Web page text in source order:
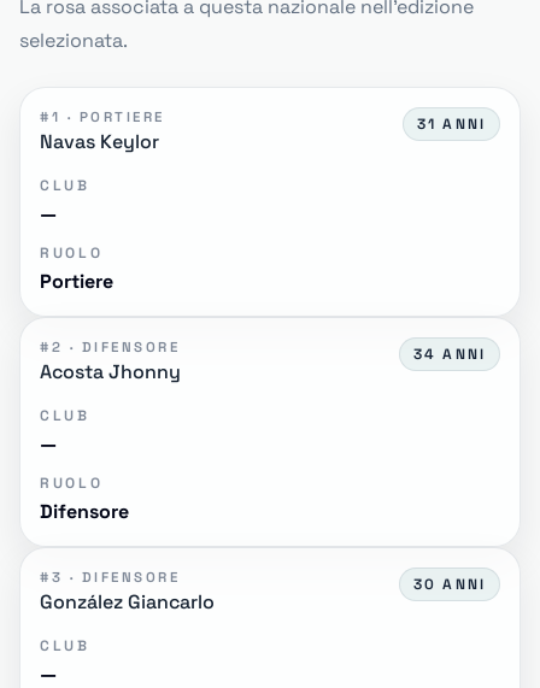
La rosa associata a questa nazionale nell'edizione
selezionata.
#1 · PORTIERE
Navas Keylor
31 ANNI
CLUB
—
RUOLO
Portiere
#2 · DIFENSORE
Acosta Jhonny
34 ANNI
CLUB
—
RUOLO
Difensore
#3 · DIFENSORE
González Giancarlo
30 ANNI
CLUB
—